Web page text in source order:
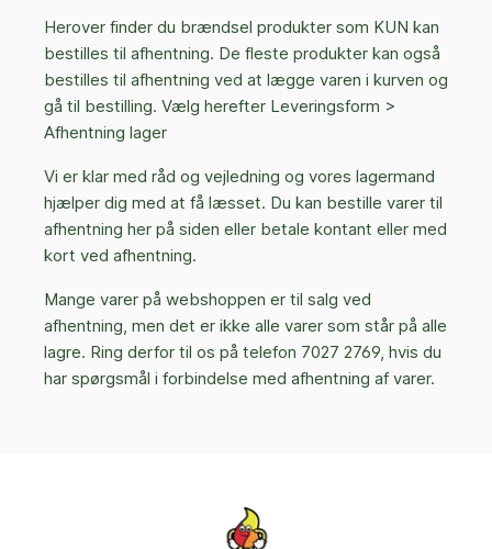
Herover finder du brændsel produkter som KUN kan
bestilles til afhentning. De fleste produkter kan også
bestilles til afhentning ved at lægge varen i kurven og
gå til bestilling. Vælg herefter Leveringsform >
Afhentning lager
Vi er klar med råd og vejledning og vores lagermand
hjælper dig med at få læsset. Du kan bestille varer til
afhentning her på siden eller betale kontant eller med
kort ved afhentning.
Mange varer på webshoppen er til salg ved
afhentning, men det er ikke alle varer som står på alle
lagre. Ring derfor til os på telefon 7027 2769, hvis du
har spørgsmål i forbindelse med afhentning af varer.